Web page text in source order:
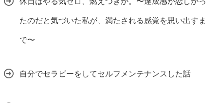
たのだと気づいた私が、満たされる感覚を思い出すま
で〜
自分でセラピーをしてセルフメンテナンスした話